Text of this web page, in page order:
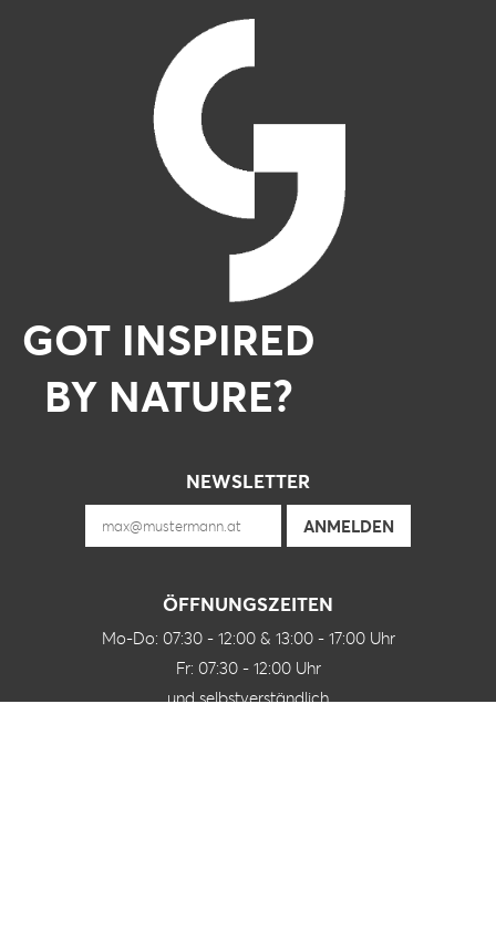
GOT INSPIRED
BY NATURE?
NEWSLETTER
ÖFFNUNGSZEITEN
Mo-Do: 07:30 - 12:00 & 13:00 - 17:00 Uhr
Fr: 07:30 - 12:00 Uhr
und selbstverständlich